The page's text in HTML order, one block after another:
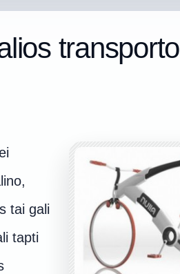
transporto
tai gali
tapti